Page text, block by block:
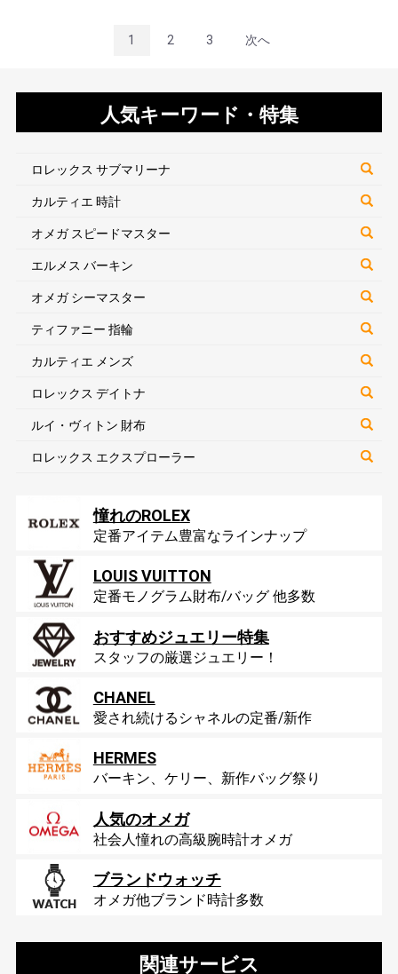
人気キーワード・特集
ロレックス サブマリーナ
カルティエ 時計
オメガ スピードマスター
エルメス バーキン
オメガ シーマスター
ティファニー 指輪
カルティエ メンズ
ロレックス デイトナ
ルイ・ヴィトン 財布
ロレックス エクスプローラー
憧れのROLEX
定番アイテム豊富なラインナップ
LOUIS VUITTON
定番モノグラム財布/バッグ 他多数
おすすめジュエリー特集
スタッフの厳選ジュエリー！
CHANEL
愛され続けるシャネルの定番/新作
HERMES
バーキン、ケリー、新作バッグ祭り
人気のオメガ
社会人憧れの高級腕時計オメガ
ブランドウォッチ
オメガ他ブランド時計多数
関連サービス
1 2 3 次へ